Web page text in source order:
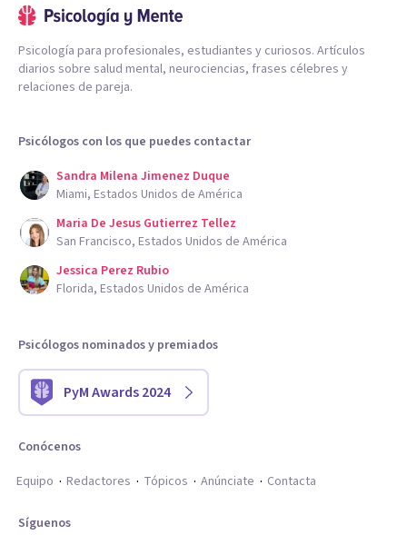
Psicología para profesionales, estudiantes y curiosos. Artículos
diarios sobre salud mental, neurociencias, frases célebres y
relaciones de pareja.
Psicólogos con los que puedes contactar
Sandra Milena Jimenez Duque
Miami, Estados Unidos de América
Maria De Jesus Gutierrez Tellez
San Francisco, Estados Unidos de América
Jessica Perez Rubio
Florida, Estados Unidos de América
Psicólogos nominados y premiados
PyM Awards 2024
Conócenos
Equipo
Redactores Tópicos Anúnciate Contacta
Síguenos